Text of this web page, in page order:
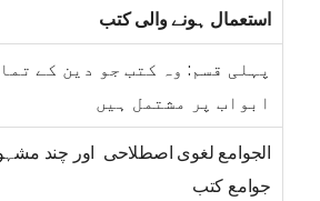
استعمال ہونے والی کتب
پہلی قسم: وہ کتب جو دین کے
ابواب پر مشتمل ہیں
الجوامع لغوی اصطلاحی اور چند
جوامع کتب